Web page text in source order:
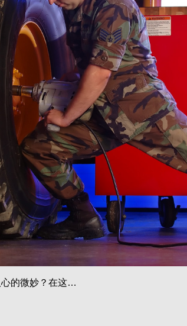
心的微妙？在这…